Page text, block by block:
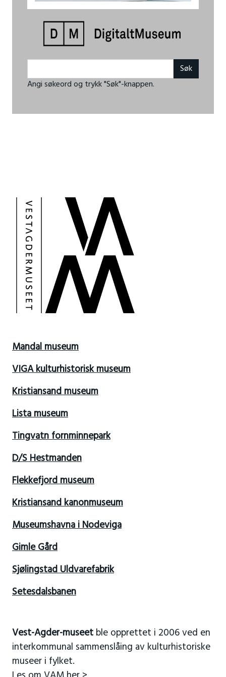
Angi søkeord og trykk "Søk"-knappen.
Mandal museum
VIGA kulturhistorisk museum
Kristiansand museum
Lista museum
Tingvatn fornminnepark
D/S Hestmanden
Flekkefjord museum
Kristiansand kanonmuseum
Museumshavna i Nodeviga
Gimle Gård
Sjølingstad Uldvarefabrik
Setesdalsbanen
Vest-Agder-museetble opprettet i 2006 ved en
interkommunal sammenslåing av kulturhistoriske
museer i fylket.